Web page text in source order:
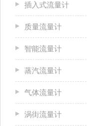
插入式流量计
质量流量计
智能流量计
蒸汽流量计
气体流量计
涡街流量计